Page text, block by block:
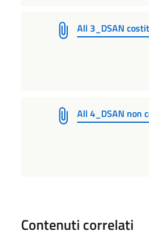
All 3_DSAN
All 4_DSAN non
Contenuti correlati